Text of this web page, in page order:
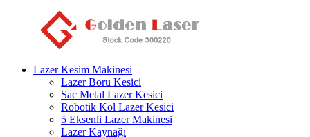
Lazer Kesim Makinesi
Lazer Boru Kesici
Sac Metal Lazer Kesici
Robotik Kol Lazer Kesici
5 Eksenli Lazer Makinesi
Lazer Kaynağı